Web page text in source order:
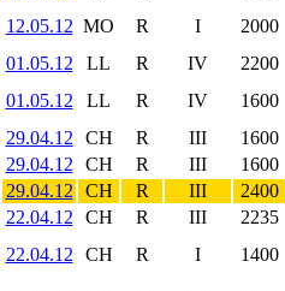
12.05.12 MO R I 2000
01.05.12
LL R IV 2200
01.05.12
LL R IV 1600
29.04.12
CH R III 1600
29.04.12
CH R III 1600
29.04.12
CH R III 2400
22.04.12
CH R III 2235
22.04.12
CH R I 1400